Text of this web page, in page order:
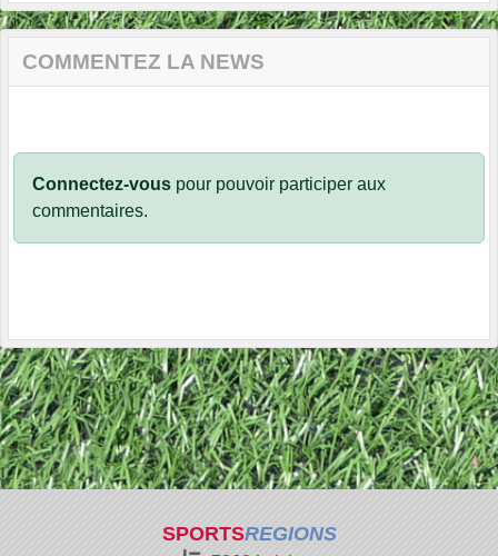
COMMENTEZ LA NEWS
Connectez-vous pour pouvoir participer aux
commentaires.
SPORTSREGIONS